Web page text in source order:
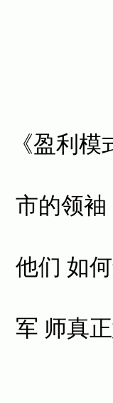
《盈利
市的领
他们 如
军 师真